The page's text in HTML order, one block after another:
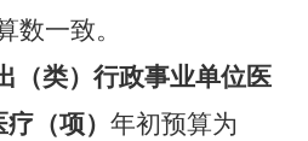
数一致。
（类）行政事业单位医
（项） 年初预算为